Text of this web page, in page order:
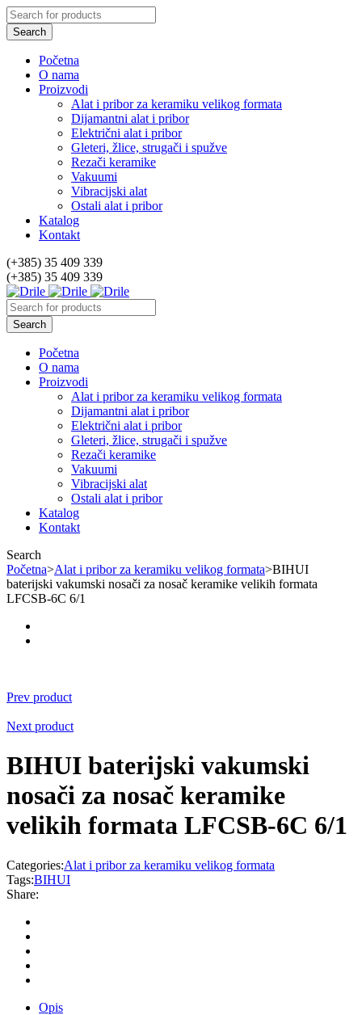
Početna
O nama
Proizvodi
Alat i pribor za keramiku velikog formata
Dijamantni alat i pribor
Električni alat i pribor
Gleteri, žlice, strugači i spužve
Rezači keramike
Vakuumi
Vibracijski alat
Ostali alat i pribor
Katalog
Kontakt
(+385) 35 409 339
(+385) 35 409 339
Početna
O nama
Proizvodi
Alat i pribor za keramiku velikog formata
Dijamantni alat i pribor
Električni alat i pribor
Gleteri, žlice, strugači i spužve
Rezači keramike
Vakuumi
Vibracijski alat
Ostali alat i pribor
Katalog
Kontakt
Search
Početna>Alat i pribor za keramiku velikog formata>BIHUI
baterijski vakumski nosači za nosač keramike velikih formata
LFCSB-6C 6/1
Prev product
Next product
BIHUI baterijski vakumski
nosači za nosač keramike
velikih formata LFCSB-6C 6/1
Categories:Alat i pribor za keramiku velikog formata
Tags:BIHUI
Share:
Opis